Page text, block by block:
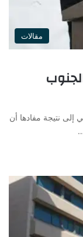
مقالات
نتيجة مفادها أن